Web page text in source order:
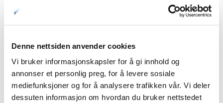
Denne nettsiden anvender cookies
Vi bruker informasjonskapsler for å gi innhold og
annonser et personlig preg, for å levere sosiale
mediefunksjoner og for å analysere trafikken vår. Vi deler
dessuten informasjon om hvordan du bruker nettstedet
NHO Reiseliv:
Forside